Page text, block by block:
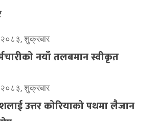
शुक्रबार
नयाँ तलबमान स्वीकृत
शुक्रबार
उत्तर कोरियाको पथमा लैजान